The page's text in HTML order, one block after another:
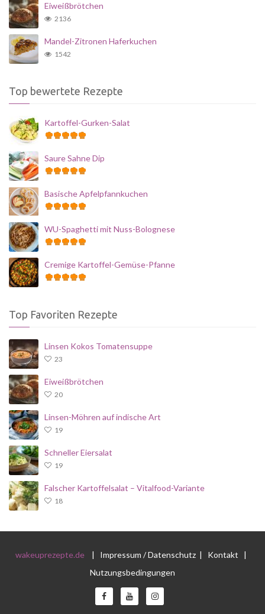
Eiweißbrötchen
2136
Mandel-Zitronen Haferkuchen
1542
Top bewertete Rezepte
Kartoffel-Gurken-Salat
Saure Sahne Dip
Basische Apfelpfannkuchen
WU-Spaghetti mit Nuss-Bolognese
Cremige Kartoffel-Gemüse-Pfanne
Top Favoriten Rezepte
Linsen Kokos Tomatensuppe
23
Eiweißbrötchen
20
Linsen-Möhren auf indische Art
19
Schneller Eiersalat
19
Falscher Kartoffelsalat – Vitalfood-Variante
18
wakeuprezepte.de| Impressum / Datenschutz| Kontakt
|
Nutzungsbedingungen